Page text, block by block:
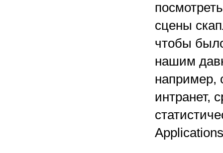
сцены
чтобы
нашим
например,
интранет,